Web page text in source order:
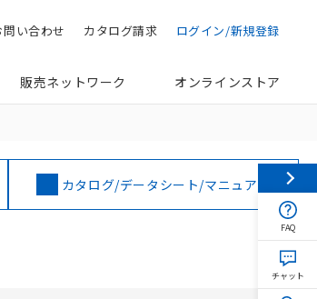
ログイン/新規登録
カタログ請求
問い合わせ
販売ネットワーク オンラインストア
カタログ/データシート/マニュアル
FAQ
チャット